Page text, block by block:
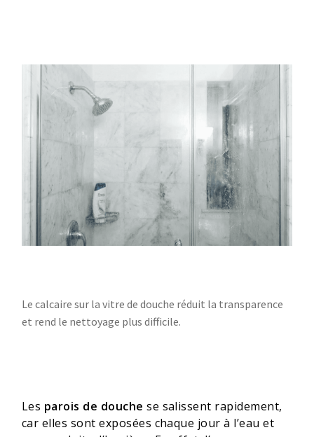
Le calcaire sur la vitre de douche réduit la transparence
et rend le nettoyage plus difficile.
Les parois de douche se salissent rapidement,
car elles sont exposées chaque jour à l’eau et